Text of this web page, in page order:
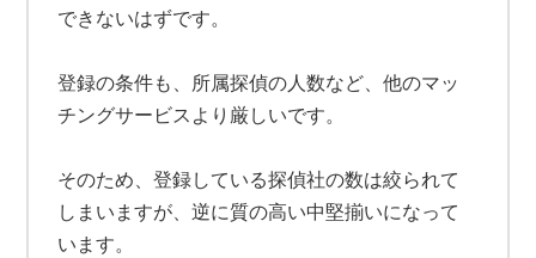
できないはずです。
登録の条件も、所属探偵の人数など、他のマッ
チングサービスより厳しいです。
そのため、登録している探偵社の数は絞られて
しまいますが、逆に質の高い中堅揃いになって
います。